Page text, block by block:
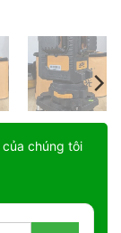
của chúng tôi